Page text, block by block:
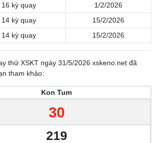
16 kỳ quay
1/2/2026
14 kỳ quay
15/2/2026
14 kỳ quay 15/2/2026
thử XSKT ngày 31/5/2026 xskeno.net đã
tham khảo:
Kon Tum
30
219